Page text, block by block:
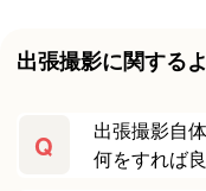
出張撮影に関する
Q
出張撮影自
何をすれば